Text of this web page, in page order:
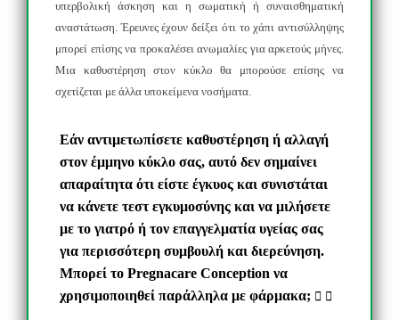
υπερβολική άσκηση και η σωματική ή συναισθηματική
αναστάτωση. Έρευνες έχουν δείξει ότι το χάπι αντισύλληψης
μπορεί επίσης να προκαλέσει ανωμαλίες για αρκετούς μήνες.
Μια καθυστέρηση στον κύκλο θα μπορούσε επίσης να
σχετίζεται με άλλα υποκείμενα νοσήματα.
Εάν αντιμετωπίσετε καθυστέρηση ή αλλαγή
στον έμμηνο κύκλο σας, αυτό δεν σημαίνει
απαραίτητα ότι είστε έγκυος και συνιστάται
να κάνετε τεστ εγκυμοσύνης και να μιλήσετε
με το γιατρό ή τον επαγγελματία υγείας σας
για περισσότερη συμβουλή και διερεύνηση.
Μπορεί το Pregnacare Conception να
χρησιμοποιηθεί παράλληλα με φάρμακα;